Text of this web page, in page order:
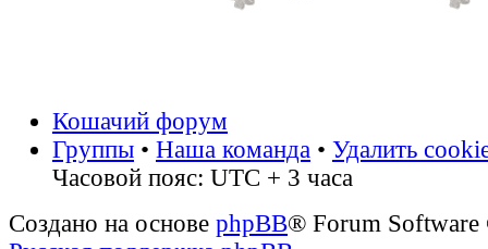
Кошачий форум
Группы • Наша команда • Удалить
Часовой пояс: UTC + 3 часа
Создано на основе phpBB® Forum